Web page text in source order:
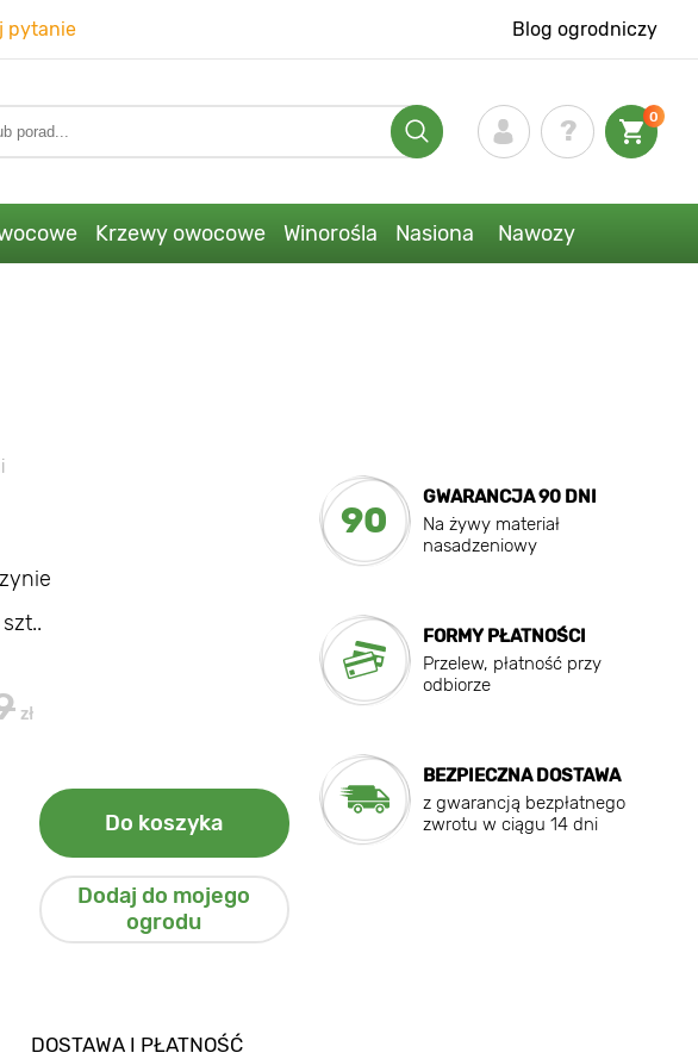
pytanie Blog ogrodniczy
0
Krzewy owocowe Winorośla Nasiona Nawozy
zł
Do koszyka
Dodaj do mojego
ogrodu
90
GWARANCJA 90 DNI
Na żywy materiał
nasadzeniowy
FORMY PŁATNOŚCI
Przelew, płatność przy
odbiorze
BEZPIECZNA DOSTAWA
z gwarancją bezpłatnego
zwrotu w ciągu 14 dni
DOSTAWA I PŁATNOŚĆ